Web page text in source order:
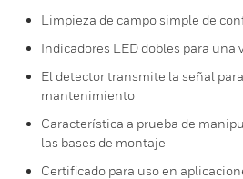
Limpieza de campo simple de
Indicadores LED dobles para una
El detector transmite la señal
mantenimiento
Característica a prueba de
las bases de montaje
Certificado para uso en